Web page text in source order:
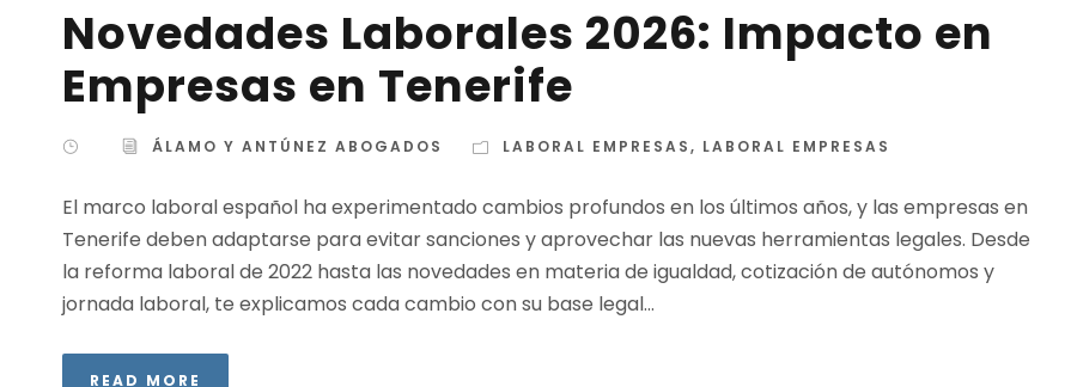
Novedades Laborales 2026: Impacto en
Empresas en Tenerife
ÁLAMO Y ANTÚNEZ ABOGADOS LABORAL EMPRESAS, LABORAL EMPRESAS
El marco laboral español ha experimentado cambios profundos en los últimos años, y las empresas en
Tenerife deben adaptarse para evitar sanciones y aprovechar las nuevas herramientas legales. Desde
la reforma laboral de 2022 hasta las novedades en materia de igualdad, cotización de autónomos y
jornada laboral, te explicamos cada cambio con su base legal...
READ MORE